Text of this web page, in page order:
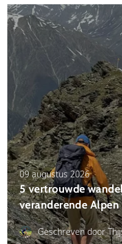
Wie wandelen graag
ontspannen aan het
goed.
betere uitrusting
schoenen,
microspikes of
seizoen wanneer
Belangrijk is vooral
meerdaagse
eenvoudige etappes
opeenvolgende
09 augustus 2026
5 vertrouwde
veranderende
Geschreven door